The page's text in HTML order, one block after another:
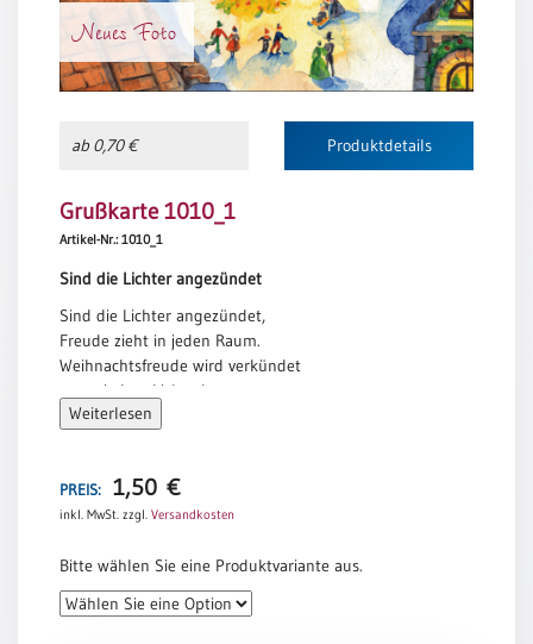
Einzelposter
Sortimente
Hefte
Jahreslosung
Restbestände
Restbestände
Broschüren
Urkundenscheine
Neues Foto
ab 0,70 € Produktdetails
Grußkarte 1010_1
Artikel-Nr.: 1010_1
Sind die Lichter angezündet
Sind die Lichter angezündet,
Freude zieht in jeden Raum.
Weihnachtsfreude wird verkündet
unter jedem Lichterbaum.
Leuchte, Licht, mit hellem Schein,
Erika Engel
Weiterlesen
PREIS: 1,50 €
inkl. MwSt. zzgl. Versandkosten
Bitte wählen Sie eine Produktvariante aus.